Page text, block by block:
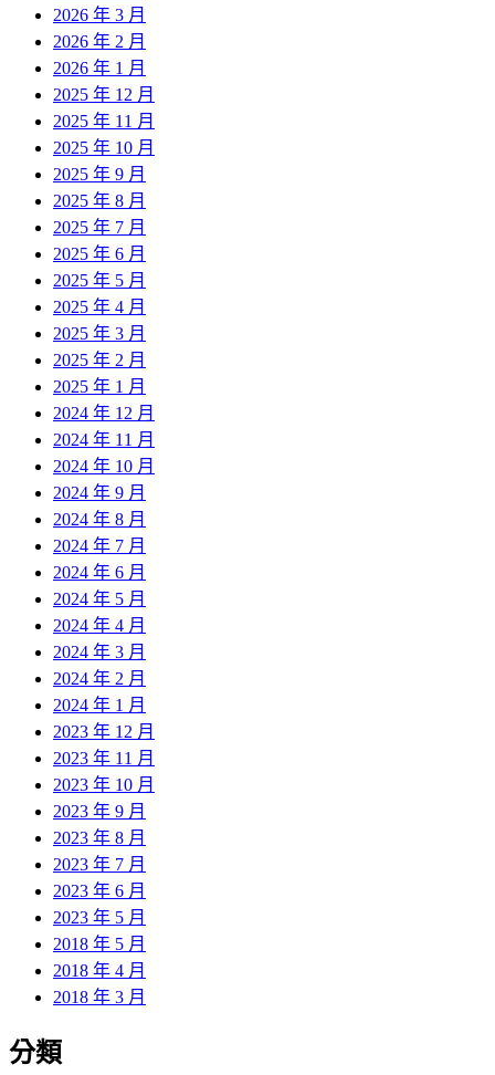
2026 年 3 月
2026 年 2 月
2026 年 1 月
2025 年 12 月
2025 年 11 月
2025 年 10 月
2025 年 9 月
2025 年 8 月
2025 年 7 月
2025 年 6 月
2025 年 5 月
2025 年 4 月
2025 年 3 月
2025 年 2 月
2025 年 1 月
2024 年 12 月
2024 年 11 月
2024 年 10 月
2024 年 9 月
2024 年 8 月
2024 年 7 月
2024 年 6 月
2024 年 5 月
2024 年 4 月
2024 年 3 月
2024 年 2 月
2024 年 1 月
2023 年 12 月
2023 年 11 月
2023 年 10 月
2023 年 9 月
2023 年 8 月
2023 年 7 月
2023 年 6 月
2023 年 5 月
2018 年 5 月
2018 年 4 月
2018 年 3 月
分類